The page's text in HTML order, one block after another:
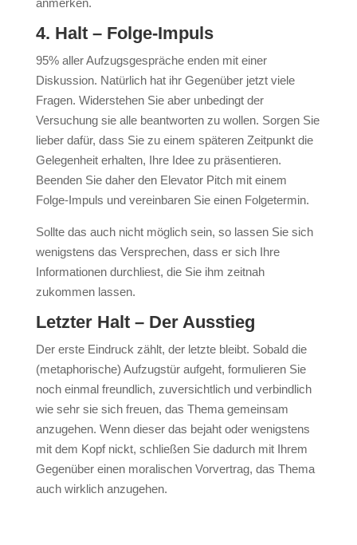
anmerken.
4. Halt – Folge-Impuls
95% aller Aufzugsgespräche enden mit einer
Diskussion. Natürlich hat ihr Gegenüber jetzt viele
Fragen. Widerstehen Sie aber unbedingt der
Versuchung sie alle beantworten zu wollen. Sorgen Sie
lieber dafür, dass Sie zu einem späteren Zeitpunkt die
Gelegenheit erhalten, Ihre Idee zu präsentieren.
Beenden Sie daher den Elevator Pitch mit einem
Folge-Impuls und vereinbaren Sie einen Folgetermin.
Sollte das auch nicht möglich sein, so lassen Sie sich
wenigstens das Versprechen, dass er sich Ihre
Informationen durchliest, die Sie ihm zeitnah
zukommen lassen.
Letzter Halt – Der Ausstieg
Der erste Eindruck zählt, der letzte bleibt. Sobald die
(metaphorische) Aufzugstür aufgeht, formulieren Sie
noch einmal freundlich, zuversichtlich und verbindlich
wie sehr sie sich freuen, das Thema gemeinsam
anzugehen. Wenn dieser das bejaht oder wenigstens
mit dem Kopf nickt, schließen Sie dadurch mit Ihrem
Gegenüber einen moralischen Vorvertrag, das Thema
auch wirklich anzugehen.